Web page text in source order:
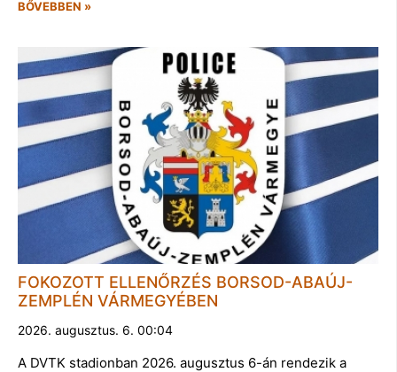
BŐVEBBEN »
FOKOZOTT ELLENŐRZÉS BORSOD-ABAÚJ-
ZEMPLÉN VÁRMEGYÉBEN
2026. augusztus. 6. 00:04
A DVTK stadionban 2026. augusztus 6-án rendezik a